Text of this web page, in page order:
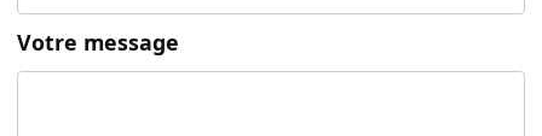
Votre message